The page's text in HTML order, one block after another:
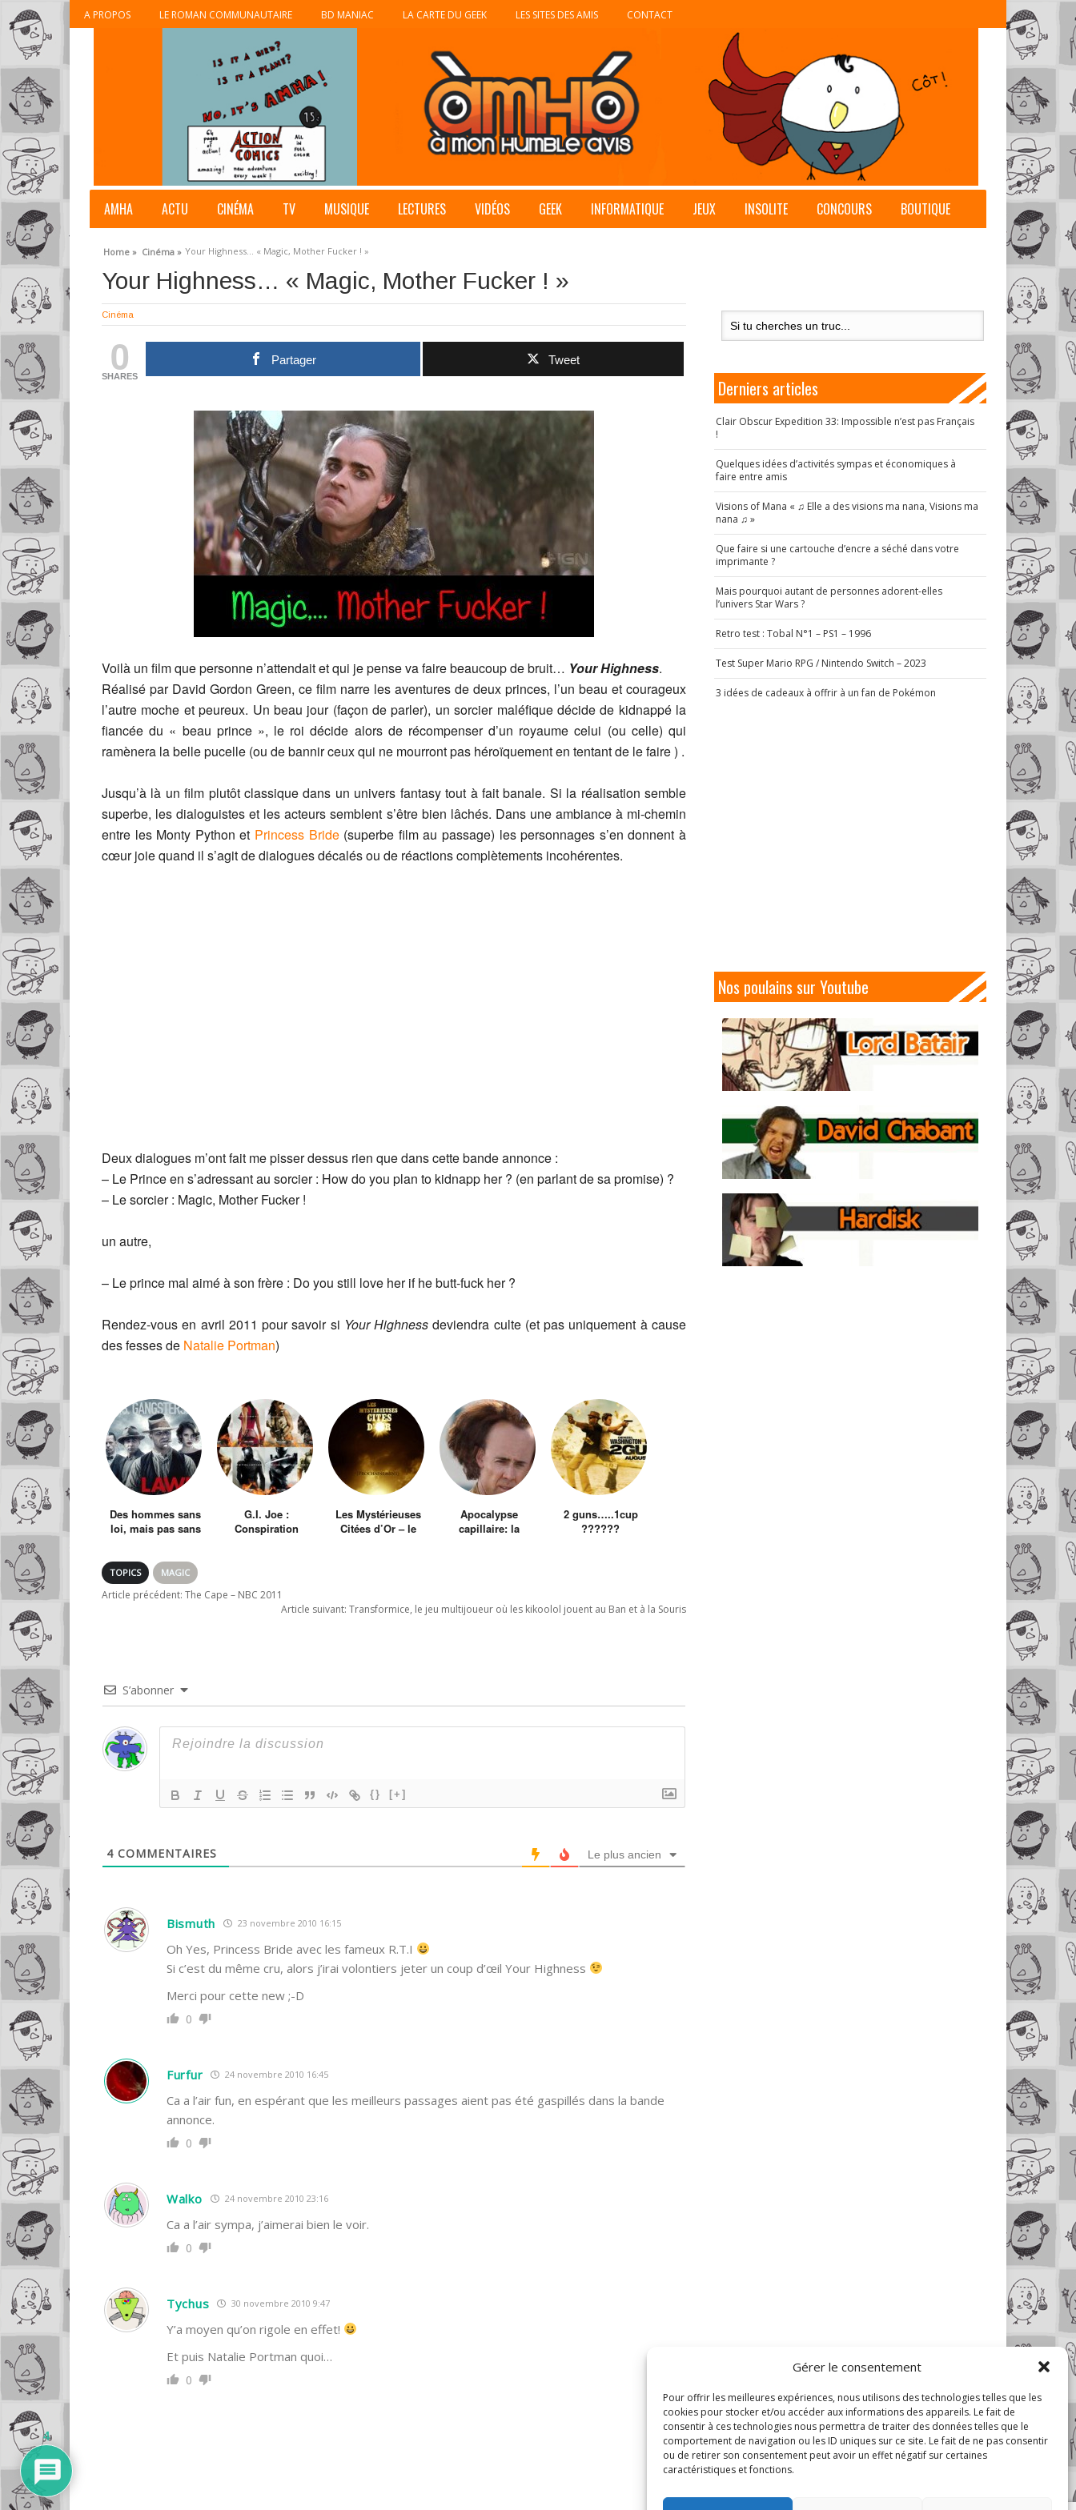
Gérer le consentement
Pour offrir les meilleures expériences, nous utilisons des technologies telles que les
cookies pour stocker et/ou accéder aux informations des appareils. Le fait de
consentir à ces technologies nous permettra de traiter des données telles que le
comportement de navigation ou les ID uniques sur ce site. Le fait de ne pas consentir
ou de retirer son consentement peut avoir un effet négatif sur certaines
caractéristiques et fonctions.
A PROPOS LE ROMAN COMMUNAUTAIRE BD MANIAC LA CARTE DU GEEK LES SITES DES AMIS CONTACT
AMHA ACTU CINÉMA TV MUSIQUE LECTURES VIDÉOS GEEK INFORMATIQUE JEUX INSOLITE CONCOURS BOUTIQUE
Home » Cinéma » Your Highness… « Magic, Mother Fucker ! »
Your Highness… « Magic, Mother Fucker ! »
Cinéma
0
SHARES
Partager Tweet
Voilà un film que personne n’attendait et qui je pense va faire beaucoup de bruit… Your Highness.
Réalisé par David Gordon Green, ce film narre les aventures de deux princes, l’un beau et courageux
l’autre moche et peureux. Un beau jour (façon de parler), un sorcier maléfique décide de kidnappé la
fiancée du « beau prince », le roi décide alors de récompenser d’un royaume celui (ou celle) qui
ramènera la belle pucelle (ou de bannir ceux qui ne mourront pas héroïquement en tentant de le faire ) .
Jusqu’à là un film plutôt classique dans un univers fantasy tout à fait banale. Si la réalisation semble
superbe, les dialoguistes et les acteurs semblent s’être bien lâchés. Dans une ambiance à mi-chemin
entre les Monty Python et Princess Bride(superbe film au passage) les personnages s’en donnent à
cœur joie quand il s’agit de dialogues décalés ou de réactions complètements incohérentes.
Deux dialogues m’ont fait me pisser dessus rien que dans cette bande annonce :
– Le Prince en s’adressant au sorcier : How do you plan to kidnapp her ? (en parlant de sa promise) ?
– Le sorcier : Magic, Mother Fucker !
un autre,
– Le prince mal aimé à son frère : Do you still love her if he butt-fuck her ?
Rendez-vous en avril 2011 pour savoir si Your Highness deviendra culte (et pas uniquement à cause
des fesses de Natalie Portman)
Des hommes sans
loi, mais pas sans
G.I. Joe :
Conspiration
Les Mystérieuses
Citées d’Or – le
Apocalypse
capillaire: la
2 guns…..1cup
??????
TOPICS MAGIC
Article précédent: The Cape – NBC 2011
Article suivant: Transformice, le jeu multijoueur où les kikoolol jouent au Ban et à la Souris
S’abonner
{} [+]
4 COMMENTAIRES Le plus ancien
Bismuth 23 novembre 2010 16:15
Oh Yes, Princess Bride avec les fameux R.T.I
Si c’est du même cru, alors j’irai volontiers jeter un coup d’œil Your Highness
Merci pour cette new ;-D
0
Furfur 24 novembre 2010 16:45
Ca a l’air fun, en espérant que les meilleurs passages aient pas été gaspillés dans la bande
annonce.
0
Walko 24 novembre 2010 23:16
Ca a l’air sympa, j’aimerai bien le voir.
0
Tychus 30 novembre 2010 9:47
Y’a moyen qu’on rigole en effet!
Et puis Natalie Portman quoi…
0
Derniers articles
Clair Obscur Expedition 33: Impossible n’est pas Français
!
Quelques idées d’activités sympas et économiques à
faire entre amis
Visions of Mana « ♫ Elle a des visions ma nana, Visions ma
nana ♫ »
Que faire si une cartouche d’encre a séché dans votre
imprimante ?
Mais pourquoi autant de personnes adorent-elles
l’univers Star Wars ?
Retro test : Tobal N°1 – PS1 – 1996
Test Super Mario RPG / Nintendo Switch – 2023
3 idées de cadeaux à offrir à un fan de Pokémon
Nos poulains sur Youtube
4